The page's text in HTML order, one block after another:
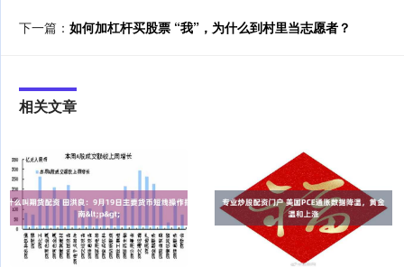
下一篇： 如何加杠杆买股票 “我”，为什么到村里当志愿者？
相关文章